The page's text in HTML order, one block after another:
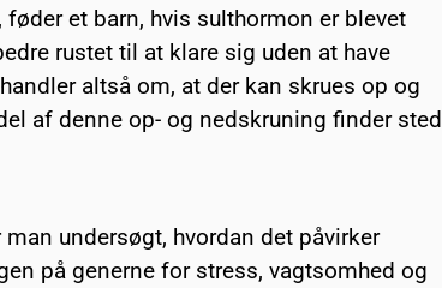
et barn, hvis sulthormon er blevet
rustet til at klare sig uden at have
altså om, at der kan skrues op og
af denne op- og nedskruning finder sted
undersøgt, hvordan det påvirker
på generne for stress, vagtsomhed og